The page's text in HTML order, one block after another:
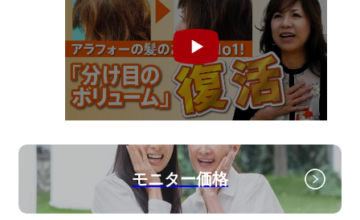
モニター価格